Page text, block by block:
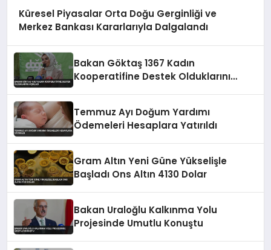
Küresel Piyasalar Orta Doğu Gerginliği ve
Merkez Bankası Kararlarıyla Dalgalandı
Bakan Göktaş 1367 Kadın
Kooperatifine Destek Olduklarını
Temmuz Ayı Doğum Yardımı
Ödemeleri Hesaplara Yatırıldı
Gram Altın Yeni Güne Yükselişle
Başladı Ons Altın 4130 Dolar
Bakan Uraloğlu Kalkınma Yolu
Projesinde Umutlu Konuştu